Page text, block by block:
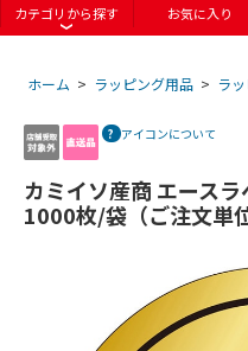
カテゴリから探す お気に入り
ホーム > ラッピング用品 > ラ
アイコンについて
カミイソ産商 エース
1000枚/袋（ご注文単